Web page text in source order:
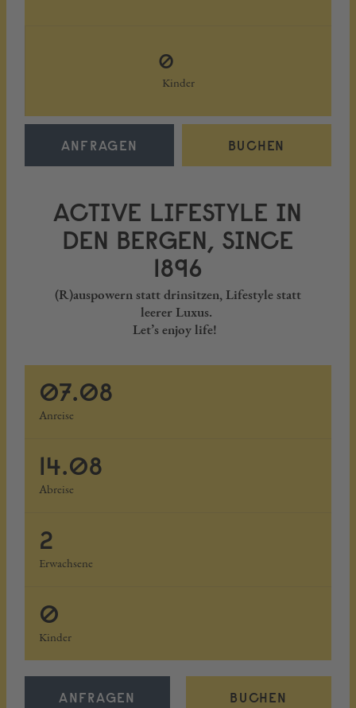
0
Kinder
ANFRAGEN BUCHEN
ACTIVE LIFESTYLE IN
DEN BERGEN, SINCE
1896
(R)auspowern statt drinsitzen, Lifestyle statt
leerer Luxus.
Let’s enjoy life!
07.08
Anreise
14.08
Abreise
2
Erwachsene
0
Kinder
ANFRAGEN BUCHEN